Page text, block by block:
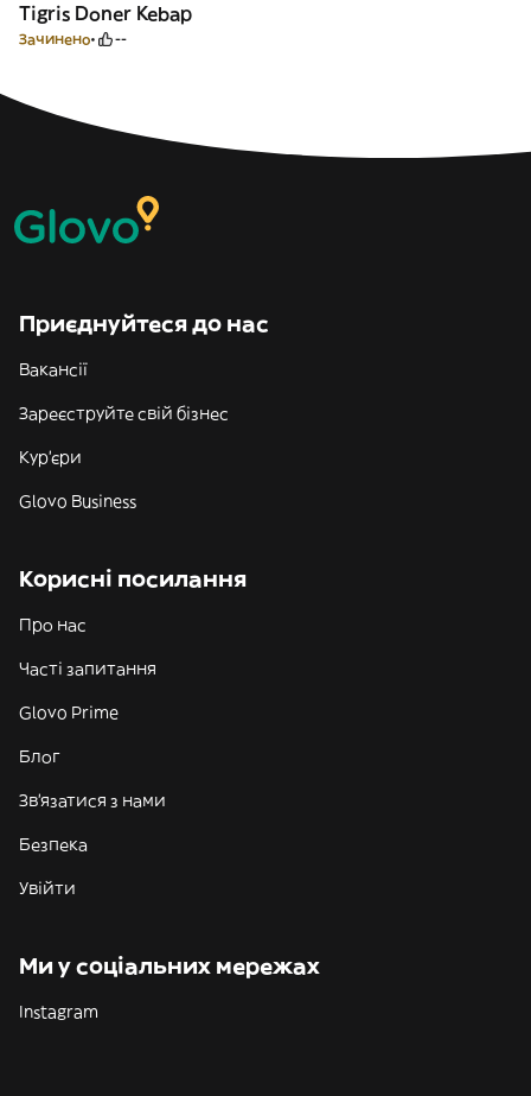
Tigris Doner Kebap
Зачинено --
Приєднуйтеся до нас
Вакансії
Зареєструйте свій бізнес
Кур'єри
Glovo Business
Корисні посилання
Про нас
Часті запитання
Glovo Prime
Блог
Зв'язатися з нами
Безпека
Увійти
Ми у соціальних мережах
Instagram